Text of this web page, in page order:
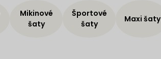
Mikinové
šaty
Športové
šaty
Maxi šaty